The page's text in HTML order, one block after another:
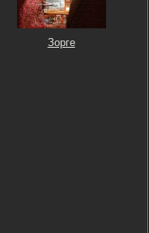
Зорге